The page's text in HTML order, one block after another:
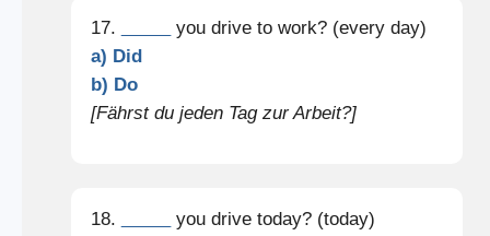
17.
you drive to work? (every day)
a) Did
b) Do
[Fährst du jeden Tag zur Arbeit?]
18.
you drive today? (today)